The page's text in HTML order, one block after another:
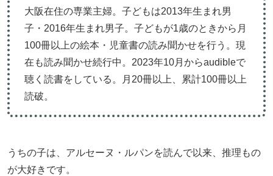
大阪在住の専業主婦。子どもは2013年生まれ男
子・2016年生まれ男子。子どもが1歳のときから月
100冊以上の絵本・児童書の読み聞かせを行う。現
在も読み聞かせ続行中。2023年10月からaudibleで
聴く読書をしている。月20冊以上、累計100冊以上
読破。
うちの子は、アルセーヌ・ルパンを読んで以来、推理もの
が大好きです。